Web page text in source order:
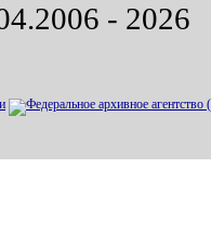
- 2026